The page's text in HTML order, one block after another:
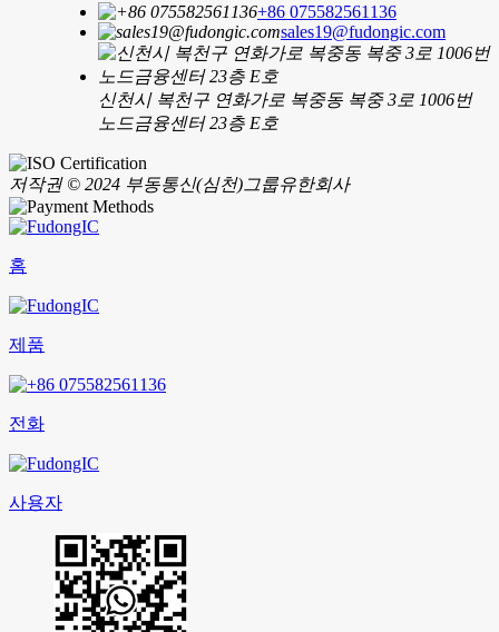
+86 075582561136
sales19@fudongic.com
신천시 복천구 연화가로 복중동 복중 3로 1006번
노드금융센터 23층 E호
저작권 © 2024 부동통신(심천)그룹유한회사
홈
제품
전화
사용자